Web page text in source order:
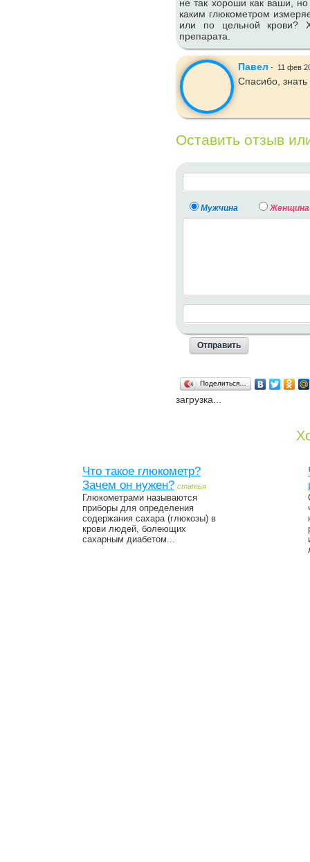
не так хороши как ваши,
каким глюкометром
или по цельной крови?
препарата.
Павел - 11 фев
Спасибо,
Оставить отзыв
Мужчина Женщина
Поделиться…
загрузка...
Что такое глюкометр?
Зачем он нужен? статья
Глюкометрами называются
приборы для определения
содержания сахара (глюкозы) в
крови людей, болеющих
сахарным диабетом...